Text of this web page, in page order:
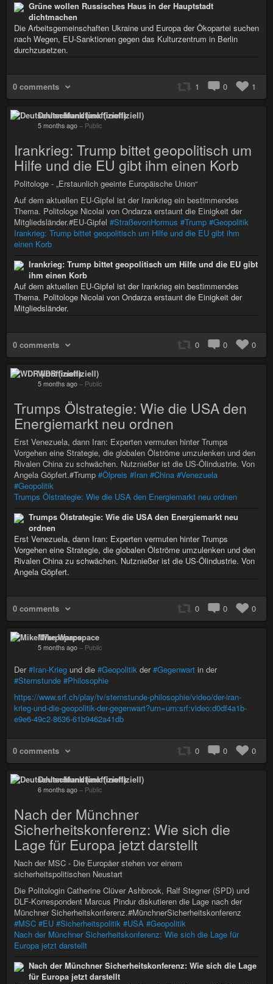
Grüne wollen Russisches Haus in der Hauptstadt
dichtmachen
Die Arbeitsgemeinschaften Ukraine und Europa der Ökopartei suchen
nach Wegen, EU-Sank­tionen gegen das Kultur­zentrum in Berlin
durchzusetzen.
0 comments 1 0 1
Deutschlandfunk (inoffiziell)
5 months ago – Public
Irankrieg: Trump bittet geopolitisch um
Hilfe und die EU gibt ihm einen Korb
Politologe - „Erstaunlich geeinte Europäische Union“
Auf dem aktuellen EU-Gipfel ist der Irankrieg ein bestimmendes
Thema. Politologe Nicolai von Ondarza erstaunt die Einigkeit der
Mitgliedsländer.#EU-Gipfel #StraßevonHormus #Trump #Geopolitik
Irankrieg: Trump bittet geopolitisch um Hilfe und die EU gibt ihm
einen Korb
Irankrieg: Trump bittet geopolitisch um Hilfe und die EU gibt
ihm einen Korb
Auf dem aktuellen EU-Gipfel ist der Irankrieg ein bestimmendes
Thema. Politologe Nicolai von Ondarza erstaunt die Einigkeit der
Mitgliedsländer.
0 comments 0 0 0
WDR (inoffiziell)
5 months ago – Public
Trumps Ölstrategie: Wie die USA den
Energiemarkt neu ordnen
Erst Venezuela, dann Iran: Experten vermuten hinter Trumps
Vorgehen eine Strategie, die globalen Ölströme umzulenken und den
Rivalen China zu schwächen. Nutznießer ist die US-Ölindustrie. Von
Angela Göpfert.#Trump #Ölpreis #Iran #China #Venezuela
#Geopolitik
Trumps Ölstrategie: Wie die USA den Energiemarkt neu ordnen
Trumps Ölstrategie: Wie die USA den Energiemarkt neu
ordnen
Erst Venezuela, dann Iran: Experten vermuten hinter Trumps
Vorgehen eine Strategie, die globalen Ölströme umzulenken und den
Rivalen China zu schwächen. Nutznießer ist die US-Ölindustrie. Von
Angela Göpfert.
0 comments 0 0 0
Mike Warpspace
5 months ago – Public
Der#Iran-Krieg und die #Geopolitik der#Gegenwart in der
#Sternstunde #Philosophie
https://www.srf.ch/play/tv/sternstunde-philosophie/video/der-iran-
krieg-und-die-geopolitik-der-gegenwart?urn=urn:srf:video:d0df4a1b-
e9e6-49c2-8636-61b9462a41db
0 comments 0 0 0
Deutschlandfunk (inoffiziell)
6 months ago – Public
Nach der Münchner
Sicherheitskonferenz: Wie sich die
Lage für Europa jetzt darstellt
Nach der MSC - Die Europäer stehen vor einem
sicherheitspolitischen Neustart
Die Politologin Catherine Clüver Ashbrook, Ralf Stegner (SPD) und
DLF-Korrespondent Marcus Pindur diskutieren die Lage nach der
Münchner Sicherheitskonferenz.#MünchnerSicherheitskonferenz
#MSC #EU #Sicherheitspolitik #USA #Geopolitik
Nach der Münchner Sicherheitskonferenz: Wie sich die Lage für
Europa jetzt darstellt
Nach der Münchner Sicherheitskonferenz: Wie sich die Lage
für Europa jetzt darstellt